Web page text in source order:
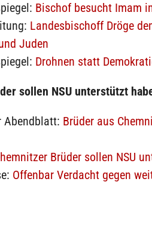
Bischof besucht Imam
Landesbischoff Dröge
Juden
Drohnen statt
sollen NSU unterstützt
Abendblatt: Brüder aus
Brüder sollen NSU
Offenbar Verdacht gegen